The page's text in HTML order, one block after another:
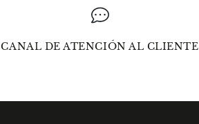
CANAL DE ATENCIÓN AL CLIENTE